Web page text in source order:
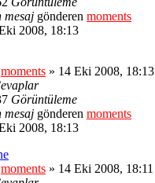
mesaj gönderen moments
2008, 18:13
moments » 14 Eki 2008, 18:13
Görüntüleme
mesaj gönderen moments
2008, 18:13
moments » 14 Eki 2008, 18:11